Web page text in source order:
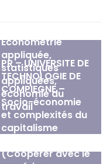
Econométrie
appliquée,
statistiques
appliquées,
économie du
travail
PR – UNIVERSITE DE
TECHNOLOGIE DE
COMPIEGNE –
Socio-économie
et complexités du
capitalisme
(Coopérer avec le